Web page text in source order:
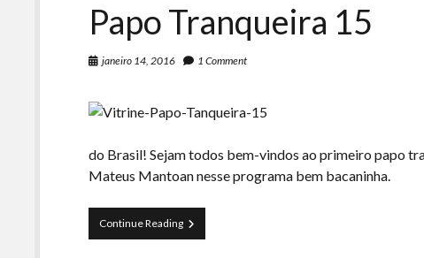
Papo Tranqueira 15
janeiro 14, 2016 1 Comment
do Brasil! Sejam todos bem-vindos ao primeiro papo
Mateus Mantoan nesse programa bem bacaninha.
Continue ReadingPapo
Tranqueira